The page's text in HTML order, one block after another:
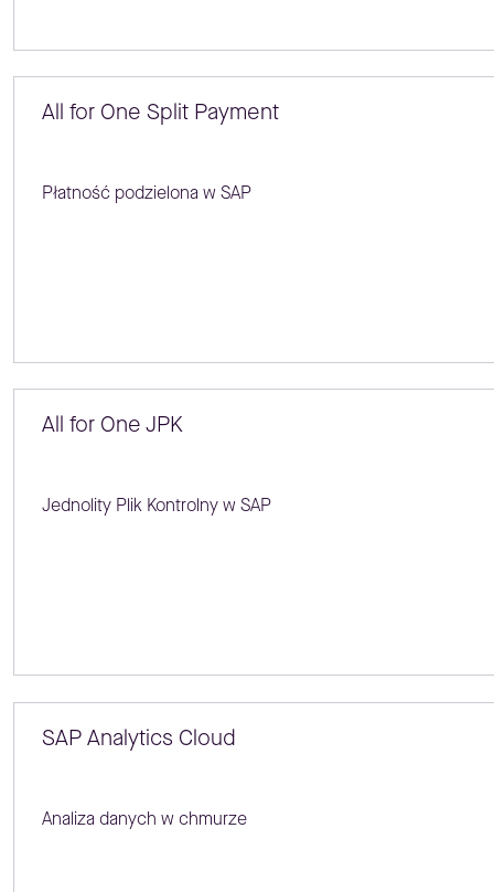
All for One Split Payment
Płatność podzielona w SAP
All for One JPK
Jednolity Plik Kontrolny w SAP
SAP Analytics Cloud
Analiza danych w chmurze